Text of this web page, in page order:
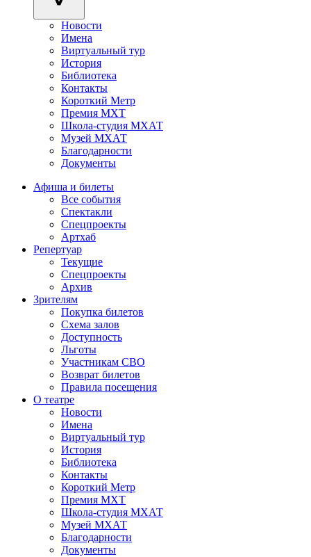
Новости
Имена
Виртуальный тур
История
Библиотека
Контакты
Короткий Метр
Премия МХТ
Школа-студия МХАТ
Музей МХАТ
Благодарности
Документы
Афиша и билеты
Все события
Спектакли
Спецпроекты
Артхаб
Репертуар
Текущие
Спецпроекты
Архив
Зрителям
Покупка билетов
Схема залов
Доступность
Льготы
Участникам СВО
Возврат билетов
Правила посещения
О театре
Новости
Имена
Виртуальный тур
История
Библиотека
Контакты
Короткий Метр
Премия МХТ
Школа-студия МХАТ
Музей МХАТ
Благодарности
Документы